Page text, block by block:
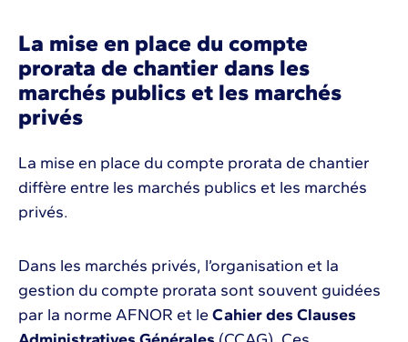
La mise en place du compte
prorata de chantier dans les
marchés publics et les marchés
privés
La mise en place du compte prorata de chantier
diffère entre les marchés publics et les marchés
privés.
Dans les marchés privés, l’organisation et la
gestion du compte prorata sont souvent guidées
par la norme AFNOR et le Cahier des Clauses